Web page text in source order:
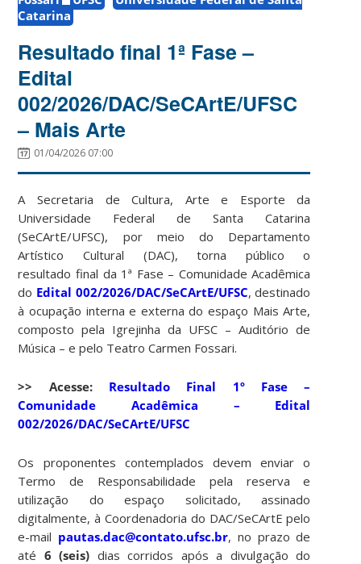
Catarina
Resultado final 1ª Fase –
Edital
002/2026/DAC/SeCArtE/UFSC
– Mais Arte
01/04/2026 07:00
A Secretaria de Cultura, Arte e Esporte da
Universidade Federal de Santa Catarina
(SeCArtE/UFSC), por meio do Departamento
Artístico Cultural (DAC), torna público o
resultado final da 1ª Fase – Comunidade Acadêmica
do Edital 002/2026/DAC/SeCArtE/UFSC, destinado
à ocupação interna e externa do espaço Mais Arte,
composto pela Igrejinha da UFSC – Auditório de
Música – e pelo Teatro Carmen Fossari.
>> Acesse: Resultado Final 1º Fase –
Comunidade Acadêmica – Edital
002/2026/DAC/SeCArtE/UFSC
Os proponentes contemplados devem enviar o
Termo de Responsabilidade pela reserva e
utilização do espaço solicitado, assinado
digitalmente, à Coordenadoria do DAC/SeCArtE pelo
e-mail pautas.dac@contato.ufsc.br, no prazo de
até 6 (seis) dias corridos após a divulgação do